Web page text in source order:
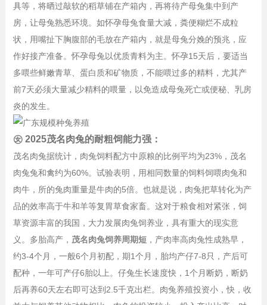
具等，将晒过敲软的稻草铺在产箱内，再将待产母兔集中到产
房，让母兔熟悉环境。如怀孕母兔食量大减，粪便糊烂不成粒
状，用嘴扯下胸腹部的毛放在产箱内，就是母兔分娩的预兆，应
作好接产准备。怀孕母兔以优质青料为主。怀孕15天后，要适当
多喂些鲜嫩青草、蛋白质和矿物质，不能喂过多的精料，尤其产
前7天必须大量减少精料的喂量，以免造成母兔死亡或便秘、乳房
炎的发生。
㊛ 2025茂名肉兔的耐粗饲能力强：
茂名肉兔据统计，肉兔饲料配方中原粮的比例平均为23%，茂名
肉兔兔和禽约为60%。试验表明，用相同数量的饲料饲喂肉兔和
肉牛，所的兔肉重量是牛肉的5倍。也就是说，肉兔把草转化为产
品的效率高于牛和羊等复胃草食家畜。这对于粮食相对紧张，饲
草资源丰富的我国，大力发展肉兔饲养业，具有重大的现实意
义。多胎高产， 茂名肉兔饲养周期短，产肉率高肉兔性成熟早，
约3-4个月，一般6个月初配，期1个月，胎均产仔7-8只，产后可
配种，一年可产仔6胎以上。仔兔生长速度快，1个月断奶，断奶
后再养60天左右即可达到2.5千克出栏。肉兔养殖投资小，快，收